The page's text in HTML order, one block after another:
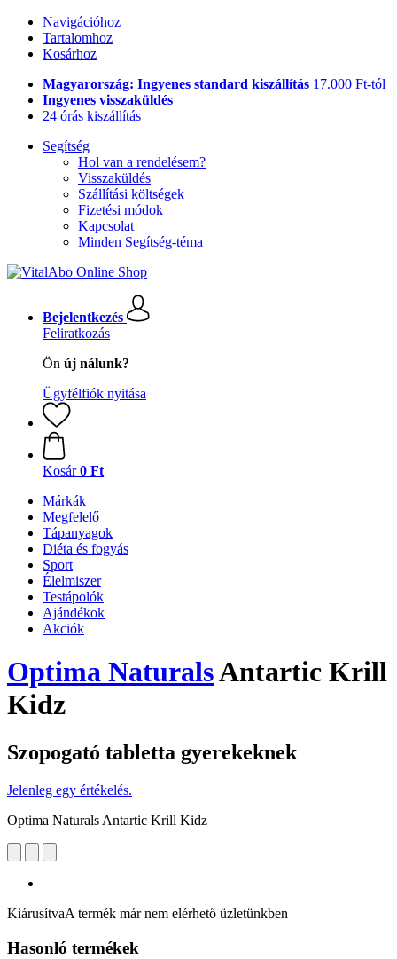
Navigációhoz
Tartalomhoz
Kosárhoz
Magyarország: Ingyenes standard kiszállítás 17.000 Ft-tól
Ingyenes visszaküldés
24 órás kiszállítás
Segítség
Hol van a rendelésem?
Visszaküldés
Szállítási költségek
Fizetési módok
Kapcsolat
Minden Segítség-téma
Bejelentkezés
Feliratkozás
Ön új nálunk?
Ügyfélfiók nyitása
Kosár 0 Ft
Márkák
Megfelelő
Tápanyagok
Diéta és fogyás
Sport
Élelmiszer
Testápolók
Ajándékok
Akciók
Optima NaturalsAntartic Krill
Kidz
Szopogató tabletta gyerekeknek
Jelenleg egy értékelés.
Optima Naturals Antartic Krill Kidz
KiárusítvaA termék már nem elérhető üzletünkben
Hasonló termékek